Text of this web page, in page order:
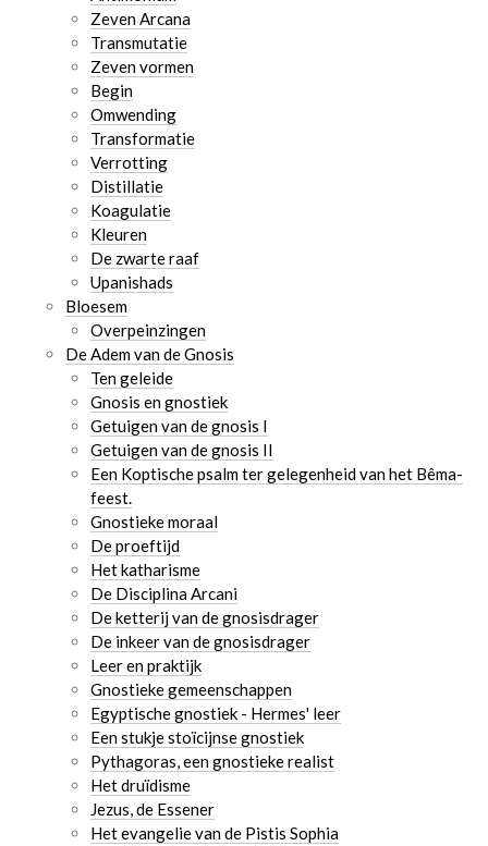
Zeven Arcana
Transmutatie
Zeven vormen
Begin
Omwending
Transformatie
Verrotting
Distillatie
Koagulatie
Kleuren
De zwarte raaf
Upanishads
Bloesem
Overpeinzingen
De Adem van de Gnosis
Ten geleide
Gnosis en gnostiek
Getuigen van de gnosis I
Getuigen van de gnosis II
Een Koptische psalm ter gelegenheid van het Bêma-
feest.
Gnostieke moraal
De proeftijd
Het katharisme
De Disciplina Arcani
De ketterij van de gnosisdrager
De inkeer van de gnosisdrager
Leer en praktijk
Gnostieke gemeenschappen
Egyptische gnostiek - Hermes' leer
Een stukje stoïcijnse gnostiek
Pythagoras, een gnostieke realist
Het druïdisme
Jezus, de Essener
Het evangelie van de Pistis Sophia